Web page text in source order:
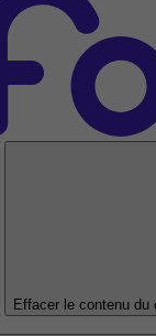
Effacer le contenu du